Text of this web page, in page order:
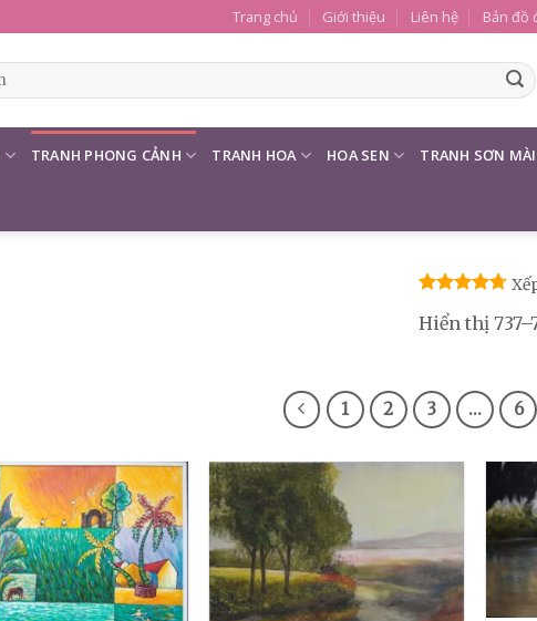
Trang chủ Giới thiệu Liên hệ Bản đồ
TRANH PHONG CẢNH TRANH HOA HOA SEN TRANH SƠN MÀI
hạng 4.71
Hiển thị
1 2 3 … 6